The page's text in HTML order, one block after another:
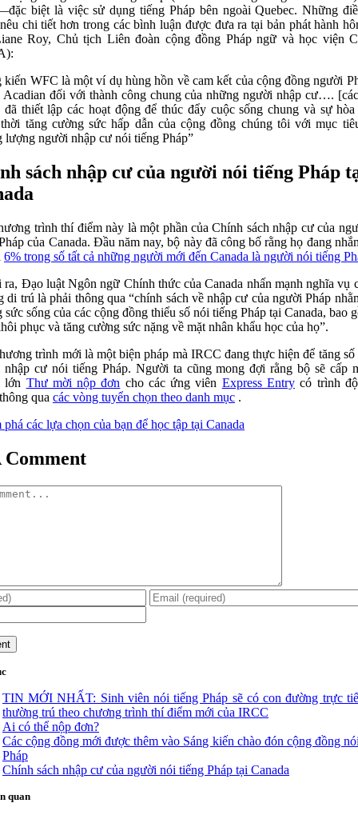
biệt là việc sử dụng tiếng Pháp bên ngoài Quebec. Những
chi tiết hơn trong các bình luận được đưa ra tại bản phát hành
Roy, Chủ tịch Liên đoàn cộng đồng Pháp ngữ và học viện
kiến ​​WFC là một ví dụ hùng hồn về cam kết của cộng đồng người
Acadian đối với thành công chung của những người nhập cư….
đã thiết lập các hoạt động để thúc đẩy cuộc sống chung và sự hòa
tăng cường sức hấp dẫn của cộng đồng chúng tôi với mục
lượng người nhập cư nói tiếng Pháp”
sách nhập cư của người nói tiếng Pháp
trình thí điểm này là một phần của Chính sách nhập cư của
của Canada. Đầu năm nay, bộ này đã công bố rằng họ đang
6% trong số tất cả những người mới đến Canada là người nói tiếng
ra, Đạo luật Ngôn ngữ Chính thức của Canada nhấn mạnh nghĩa vụ
di trú là phải thông qua “chính sách về nhập cư của người Pháp
sức sống của các cộng đồng thiểu số nói tiếng Pháp tại Canada, bao
phục và tăng cường sức nặng về mặt nhân khẩu học của họ”.
trình mới là một biện pháp mà IRCC đang thực hiện để tăng
nhập cư nói tiếng Pháp. Người ta cũng mong đợi rằng bộ sẽ cấp
lớn Thư mời nộp đơn cho các ứng viên Express Entrycó trình
qua các vòng tuyển chọn theo danh mục .
phá các lựa chọn của bạn để học tập tại Canada
Comment
TIN MỚI NHẤT: Sinh viên nói tiếng Pháp sẽ có con đường trực
thường trú theo chương trình thí điểm mới của IRCC
Ai có thể nộp đơn?
Các cộng đồng mới được thêm vào Sáng kiến ​​chào đón cộng đồng
Pháp
Chính sách nhập cư của người nói tiếng Pháp tại Canada
quan